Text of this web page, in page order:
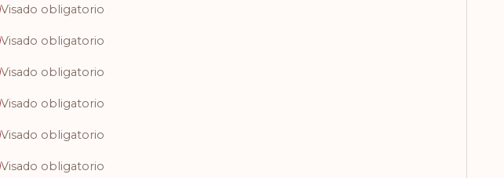
Visado obligatorio
Visado obligatorio
Visado obligatorio
Visado obligatorio
Visado obligatorio
Visado obligatorio